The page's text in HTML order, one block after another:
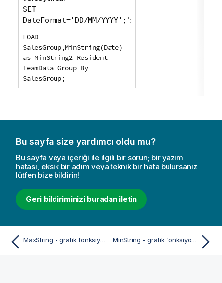
SET
DateFormat='DD/MM/YYYY'; ':
LOAD
SalesGroup,MinString(Date)
as MinString2 Resident
TeamData Group By
SalesGroup;
Bu sayfa size yardımcı oldu mu?
Bu sayfa veya içeriği ile ilgili bir sorun; bir yazım
hatası, eksik bir adım veya teknik bir hata bulursanız
lütfen bize bildirin!
Geri bildiriminizi buradan iletin
MaxString - grafik fonksiyonu MinString - grafik fonksiyonu